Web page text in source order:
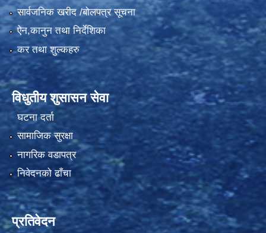
सार्वजनिक खरीद /बोलपत्र सूचना
ऐन,कानुन तथा निर्देशिका
कर तथा शुल्कहरु
विधुतीय शुसासन सेवा
घटना दर्ता
सामाजिक सुरक्षा
नागरिक वडापत्र
निवेदनको ढाँचा
प्रतिवेदन